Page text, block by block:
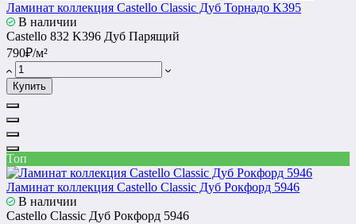
Ламинат коллекция Castello Classic Дуб Торнадо K395
В наличии
Castello 832 K396 Дуб Парящий
790₽/м²
Купить
Топ
Ламинат коллекция Castello Classic Дуб Рокфорд 5946
В наличии
Castello Classic Дуб Рокфорд 5946